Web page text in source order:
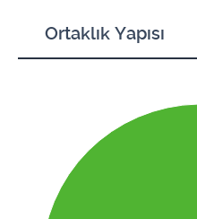
Ortaklık Yapısı